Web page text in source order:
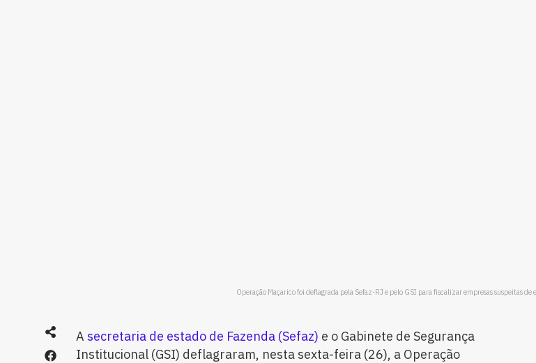
Operação Maçarico foi deflagrada pela Sefaz-RJ e pelo GSI para fiscalizar empresas suspeitas
A secretaria de estado de Fazenda (Sefaz) e o Gabinete de Segurança
Institucional (GSI) deflagraram, nesta sexta-feira (26), a Operação